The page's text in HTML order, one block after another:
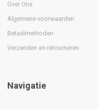
Over Ons
Algemene voorwaarden
Betaalmethoden
Verzenden en retourneren
Navigatie